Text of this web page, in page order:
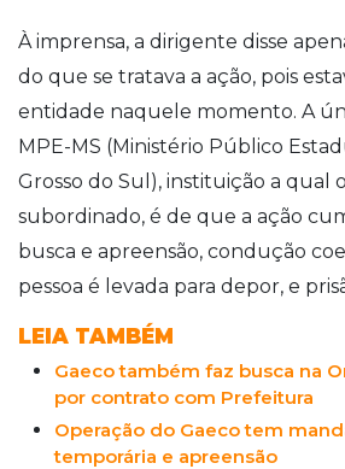
À imprensa, a dirigente disse
do que se tratava a ação, pois
entidade naquele momento. A
MPE-MS (Ministério Público
Grosso do Sul), instituição a qual
subordinado, é de que a ação
busca e apreensão, condução
pessoa é levada para depor, e
LEIA TAMBÉM
Gaeco também faz busca na
por contrato com Prefeitura
Operação do Gaeco tem
temporária e apreensão